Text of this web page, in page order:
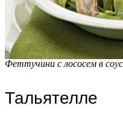
Феттучини с лососем в
Тальятелле